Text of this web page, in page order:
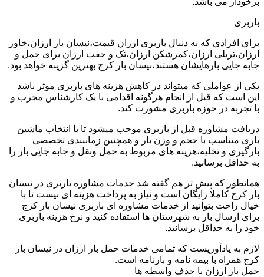
باربری
برای افرادی که به دنبال باربری ارزان قیمت،نیسان بار ارزان،خاور
ارزان،تریلی ارزان،کمرشکن ارزان،تک و جفت ارزان برای حمل و
جابه جایی بارهایشان هستند،نیسان بار کرج بهترین گزینه خواهد بود.
یکی از عواملی که میتواند در کاهش هزینه های باربری موثر باشد
این است که قبل از انجام هرگونه اقدامی با یک کارشناس مجرب و
با تجربه در حوزه باربری مشورت کند.
دریافت مشاوره قبل از باربری موجب میشود تا با انتخاب ماشین
باری متناسب با حجم و وزن بار و همچنین زمانبندی تخصصی
بارگیری و تخلیه،هزینه های مربوط به حمل ونقل و جابه جایی بار را
به حداقل برسانید.
همانطور که پیش تر هم گفته شد خدمات مشاوره باربری در نیسان
بار کرج کاملا رایگان است و نیاز به پرداخت هزینه ای نیست تا با
خیال راحت بتوانید از خدمات مشاوره ای باربری نیسان بار کرج
برای ارسال بار به شهرستان ها استفاده کنید و نرخ هزینه باربری
خود را به حداقل برسانید.
لازم به یادآوریست که تمامی خدمات حمل بار ارزان در نیسان بار
کرج همراه با بیمه نامه و بارنامه است.
حمل بار ارزان با حذف واسطه ها